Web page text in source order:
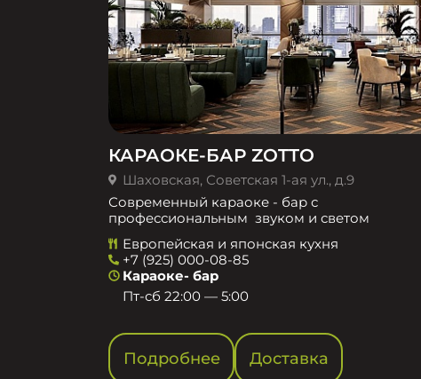
КАРАОКЕ-БАР ZOTTO
Шаховская, Советская 1-ая ул., д.9
Современный караоке - бар с
профессиональным звуком и светом
Европейская и японская кухня
+7 (925) 000-08-85
Караоке- бар
Пт-сб 22:00 — 5:00
Подробнее Доставка